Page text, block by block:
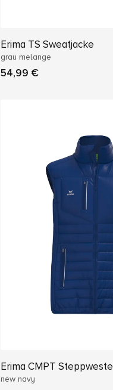
Erima TS Sweatjacke
grau melange
54,99 €
Erima CMPT Steppweste
new navy